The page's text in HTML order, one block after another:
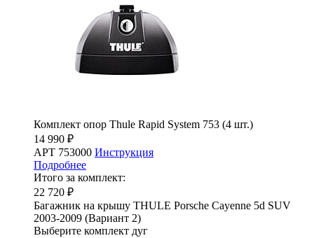
Комплект опор Thule Rapid System 753 (4 шт.)
14 990 ₽
АРТ 753000 Инструкция
Подробнее
Итого за комплект:
22 720 ₽
Багажник на крышу THULE Porsche Cayenne 5d SUV
2003-2009 (Вариант 2)
Выберите комплект дуг